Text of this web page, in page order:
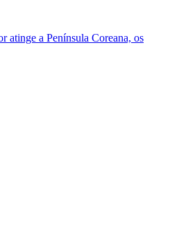
atinge a Península Coreana, os